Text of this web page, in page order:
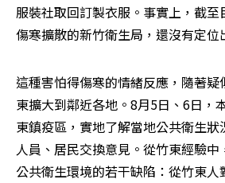
服裝社取回訂製衣服。事實上，截至
傷寒擴散的新竹衛生局，還沒有定位
這種害怕得傷寒的情緒反應，隨著
東擴大到鄰近各地。8月5日、6日，
東鎮疫區，實地了解當地公共衛生
人員、居民交換意見。從竹東經驗
公共衛生環境的若干缺陷：從竹東